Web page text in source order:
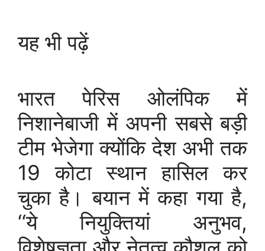
यह भी पढ़ें
भारत पेरिस ओलंपिक में
निशानेबाजी में अपनी सबसे बड़ी
टीम भेजेगा क्योंकि देश अभी तक
19 कोटा स्थान हासिल कर
चुका है। बयान में कहा गया है,
‘‘ये नियुक्तियां अनुभव,